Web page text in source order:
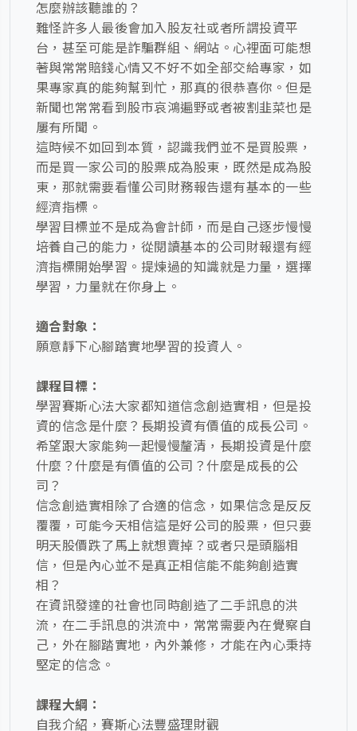
怎麼辦該聽誰的？
難怪許多人最後會加入股友社或者所謂投資平
台，甚至可能是詐騙群組、網站。心裡面可能想
著與常常賠錢心情又不好不如全部交給專家，如
果專家真的能夠幫到忙，那真的很恭喜你。但是
新聞也常常看到股市哀鴻遍野或者被割韭菜也是
屢有所聞。
這時候不如回到本質，認識我們並不是買股票，
而是買一家公司的股票成為股東，既然是成為股
東，那就需要看懂公司財務報告還有基本的一些
經濟指標。
學習目標並不是成為會計師，而是自己逐步慢慢
培養自己的能力，從閱讀基本的公司財報還有經
濟指標開始學習。提煉過的知識就是力量，選擇
學習，力量就在你身上。
適合對象：
願意靜下心腳踏實地學習的投資人。
課程目標：
學習賽斯心法大家都知道信念創造實相，但是投
資的信念是什麼？長期投資有價值的成長公司。
希望跟大家能夠一起慢慢釐清，長期投資是什麼
什麼？什麼是有價值的公司？什麼是成長的公
司？
信念創造實相除了合適的信念，如果信念是反反
覆覆，可能今天相信這是好公司的股票，但只要
明天股價跌了馬上就想賣掉？或者只是頭腦相
信，但是內心並不是真正相信能不能夠創造實
相？
在資訊發達的社會也同時創造了二手訊息的洪
流，在二手訊息的洪流中，常常需要內在覺察自
己，外在腳踏實地，內外兼修，才能在內心秉持
堅定的信念。
課程大綱：
自我介紹，賽斯心法豐盛理財觀